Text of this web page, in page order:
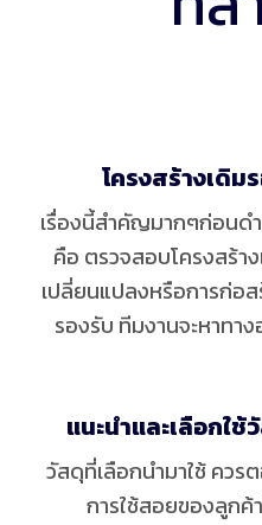
โครงสร้างเดิม
เรื่องนี้สำคัญมากๆก่อนดำ
คือ ตรวจสอบโครงสร้า
เปลี่ยนแปลงหรือการก่อส
รองรับ ทีมงานจะหาทา
แนะนำและเลือกใ
วัสดุที่เลือกนำมาใช้ ควร
การใช้สอยของลูกค้